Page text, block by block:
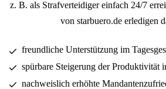
z. B. als Strafverteidiger einfach 24/7
von starbuero.de erledigen
freundliche Unterstützung im
spürbare Steigerung der Produktivität
nachweislich erhöhte